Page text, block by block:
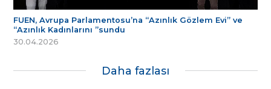
FUEN, Avrupa Parlamentosu’na “Azınlık Gözlem Evi” ve
“Azınlık Kadınlarını ”sundu
30.04.2026
Daha fazlası